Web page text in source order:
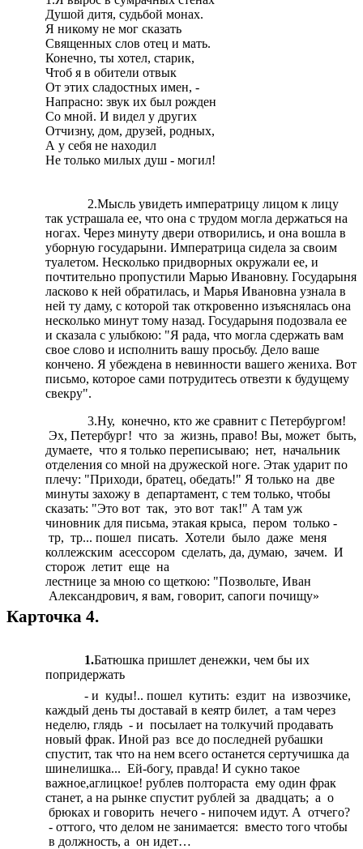
Душой дитя, судьбой монах.
Я никому не мог сказать
Священных слов отец и мать.
Конечно, ты хотел, старик,
Чтоб я в обители отвык
От этих сладостных имен, -
Напрасно: звук их был рожден
Со мной. И видел у других
Отчизну, дом, друзей, родных,
А у себя не находил
Не только милых душ - могил!
2.Мысль увидеть императрицу лицом к лицу
так устрашала ее, что она с трудом могла держаться на
ногах. Через минуту двери отворились, и она вошла в
уборную государыни. Императрица сидела за своим
туалетом. Несколько придворных окружали ее, и
почтительно пропустили Марью Ивановну. Государыня
ласково к ней обратилась, и Марья Ивановна узнала в
ней ту даму, с которой так откровенно изъяснялась она
несколько минут тому назад. Государыня подозвала ее
и сказала с улыбкою: "Я рада, что могла сдержать вам
свое слово и исполнить вашу просьбу. Дело ваше
кончено. Я убеждена в невинности вашего жениха. Вот
письмо, которое сами потрудитесь отвезти к будущему
свекру".
3.Ну, конечно, кто же сравнит с Петербургом!
Эх, Петербург! что за жизнь, право! Вы, может быть,
думаете, что я только переписываю; нет, начальник
отделения со мной на дружеской ноге. Этак ударит по
плечу: "Приходи, братец, обедать!" Я только на две
минуты захожу в департамент, с тем только, чтобы
сказать: "Это вот так, это вот так!" А там уж
чиновник для письма, этакая крыса, пером только -
тр, тр... пошел писать. Хотели было даже меня
коллежским асессором сделать, да, думаю, зачем. И
сторож летит еще на
лестнице за мною со щеткою: "Позвольте, Иван
Александрович, я вам, говорит, сапоги почищу»
Карточка 4.
1.Батюшка пришлет денежки, чем бы их
попридержать
- и куды!.. пошел кутить: ездит на извозчике,
каждый день ты доставай в кеятр билет, а там через
неделю, глядь - и посылает на толкучий продавать
новый фрак. Иной раз все до последней рубашки
спустит, так что на нем всего останется сертучишка да
шинелишка... Ей-богу, правда! И сукно такое
важное,аглицкое! рублев полтораста ему один фрак
станет, а на рынке спустит рублей за двадцать; а о
брюках и говорить нечего - нипочем идут. А отчего?
- оттого, что делом не занимается: вместо того чтобы
в должность, а он идет…